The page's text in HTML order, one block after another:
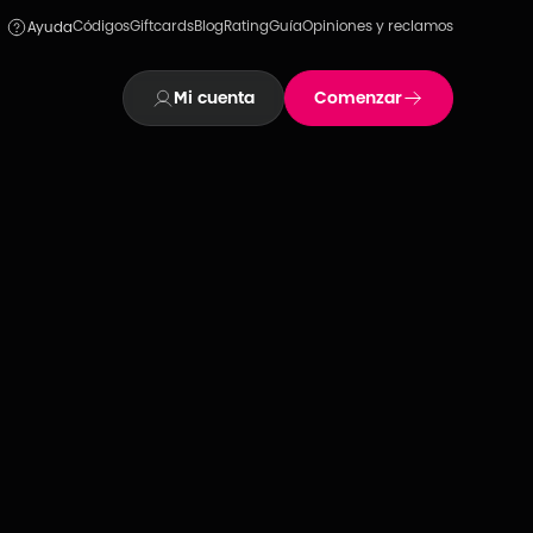
AyudaCódigosGiftcardsBlogRatingGuíaOpiniones y reclamos
Mi cuenta Comenzar